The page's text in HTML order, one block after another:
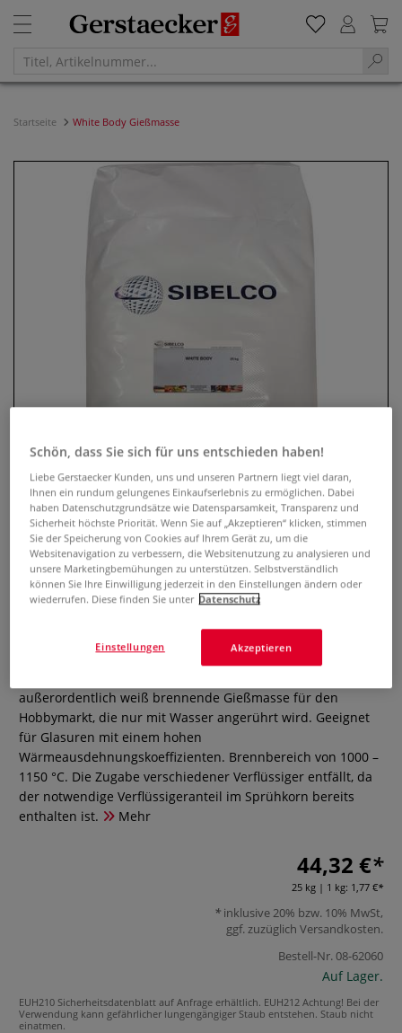
Startseite White Body Gießmasse
White Body Gießmasse
0 Bewertungen
außerordentlich weiß brennende Gießmasse für den
Hobbymarkt, die nur mit Wasser angerührt wird. Geeignet
für Glasuren mit einem hohen
Wärmeausdehnungskoeffizienten. Brennbereich von 1000 –
1150 °C. Die Zugabe verschiedener Verflüssiger entfällt, da
der notwendige Verflüssigeranteil im Sprühkorn bereits
enthalten ist.
Mehr
44,32 €
25 kg | 1 kg: 1,77 €
inklusive 20% bzw. 10% MwSt,
ggf. zuzüglich Versandkosten.
Bestell-Nr.08-62060
Auf Lager.
EUH210 Sicherheitsdatenblatt auf Anfrage erhältlich. EUH212 Achtung! Bei der
Verwendung kann gefährlicher lungengängiger Staub entstehen. Staub nicht
einatmen.
Schön, dass Sie sich für uns entschieden haben!
Liebe Gerstaecker Kunden, uns und unseren Partnern liegt viel daran,
Ihnen ein rundum gelungenes Einkaufserlebnis zu ermöglichen. Dabei
haben Datenschutzgrundsätze wie Datensparsamkeit, Transparenz und
Sicherheit höchste Priorität. Wenn Sie auf „Akzeptieren“ klicken, stimmen
Sie der Speicherung von Cookies auf Ihrem Gerät zu, um die
Websitenavigation zu verbessern, die Websitenutzung zu analysieren und
unsere Marketingbemühungen zu unterstützen. Selbstverständlich
können Sie Ihre Einwilligung jederzeit in den Einstellungen ändern oder
wiederrufen. Diese finden Sie unter Datenschutz
Akzeptieren
Einstellungen